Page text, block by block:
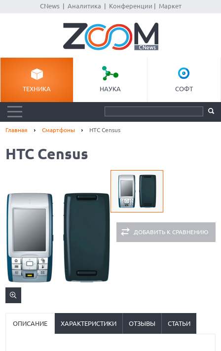
CNews| Аналитика Конференции Маркет
ТЕХНИКА НАУКА СОФТ
Главная Смартфоны HTC Census
HTC Census
ДОБАВИТЬ К СРАВНЕНИЮ
ОПИСАНИЕ ХАРАКТЕРИСТИКИ ОТЗЫВЫ СТАТЬИ